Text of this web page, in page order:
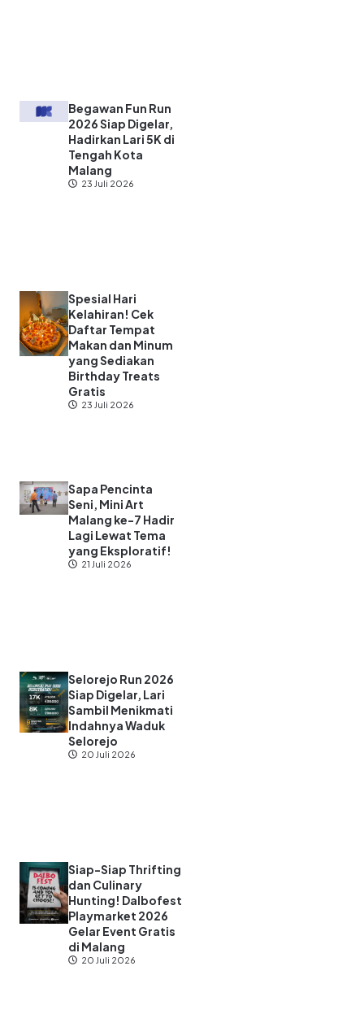
Begawan Fun Run
2026 Siap Digelar,
Hadirkan Lari 5K di
Tengah Kota
Malang
23 Juli 2026
Spesial Hari
Kelahiran! Cek
Daftar Tempat
Makan dan Minum
yang Sediakan
Birthday Treats
Gratis
23 Juli 2026
Sapa Pencinta
Seni, Mini Art
Malang ke-7 Hadir
Lagi Lewat Tema
yang Eksploratif!
21 Juli 2026
Selorejo Run 2026
Siap Digelar, Lari
Sambil Menikmati
Indahnya Waduk
Selorejo
20 Juli 2026
Siap-Siap Thrifting
dan Culinary
Hunting! Dalbofest
Playmarket 2026
Gelar Event Gratis
di Malang
20 Juli 2026